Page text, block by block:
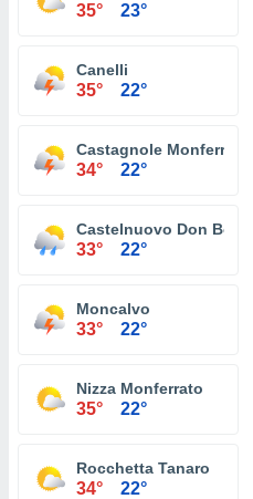
35° 23°
Canelli
35° 22°
Castagnole Monferrato
34° 22°
Castelnuovo Don Bosco
33° 22°
Moncalvo
33° 22°
Nizza Monferrato
35° 22°
Rocchetta Tanaro
34° 22°